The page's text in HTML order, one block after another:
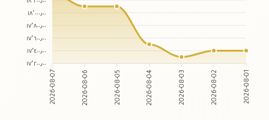
١٨٬٠٠٠٫٠٠
١٧٬٨٠٠٫٠٠
١٧٬٦٠٠٫٠٠
١٧٬٤٠٠٫٠٠
١٧٬٢٠٠٫٠٠
2026-08-07 2026-08-06 2026-08-05 2026-08-04 2026-08-03 2026-08-02 2026-08-01